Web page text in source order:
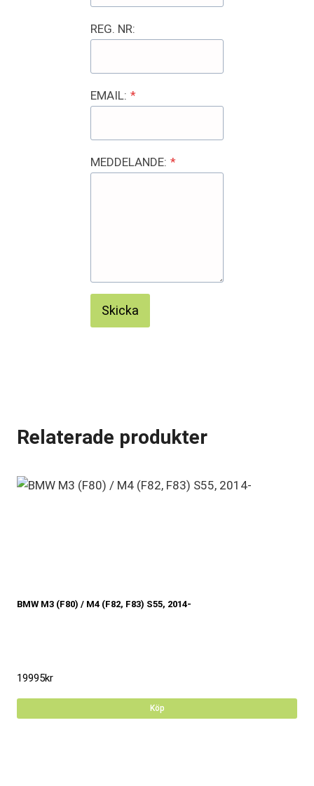
REG. NR:
EMAIL: *
MEDDELANDE: *
Skicka
Relaterade produkter
BMW M3 (F80) / M4 (F82, F83) S55, 2014-
19995kr
Köp